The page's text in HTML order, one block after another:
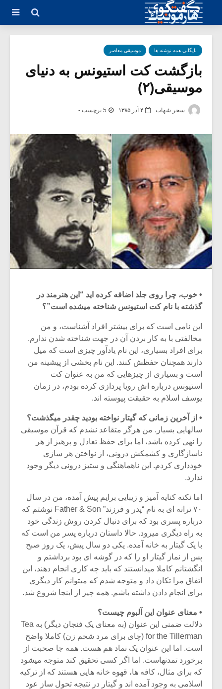
بایگانی همه نوشته ها موسیقی معاصر
بازگشت کت استیونس به دنیای
موسیقی(۲)
سحر شهاب ۴ آذر ۱۳۸۵ 5 برچسب -
• خوب، چرا روی جلد اضافه کرده اید “این هنرمند در
گذشته با نام کت استیونس شناخته میشده است”؟
این نامی است که برای بیشتر افراد آشناست، و من
مخالفتی با به کار بردن آن در جهت شناخته شدن ندارم.
برای افراد بسیاری، این نام یادآور چیزی است که میل
دارند همچنان حفظش کنند. این نام بخشی از پیشینه من
است و بسیاری از چیزهایی که من به عنوان کت
استیونس درباره اش رویا پردازی کرده بودم، در زمان
یوسف اسلام به حقیقت پیوسته اند.
• از آخرین زمانی که گیتار نواخته بودید چقدر میگذشت؟
سالهایی بسیار. من هرگز متقاعد نشدم که قرآن موسیقی
را نهی کرده باشد، اما برای حفظ تعادل و پرهیز از هر
ناسازگاری و کشمکش درونی، از نواختن هر سازی
خودداری کردم. این ناهماهنگی و ستیز درونی دیگر وجود
ندارد.
اما نکته کنایه آمیز و زیبایی برایم پیش آمده، من در سال
۷۰ ترانه ای به نام “پدر و فرزند” Father & Son نوشتم که
درباره پسری بود که برای دنبال کردن روش زندگی خود
به راه دیگری میرود. حالا داستان درباره پسر من است که
با یک گیتار به خانه آمده. یکی دو سال پیش، یک روز صبح
پس از نماز گیتار او را که در گوشه ای بود برداشتم و
انگشتانم کاملا میدانستند که باید چه کاری انجام دهند، این
اتفاق مرا تکان داد و متوجه شدم که میتوانم کار دیگری
برای انجام دادن داشته باشم. همه چیز از اینجا شروع شد.
• معنای عنوان این آلبوم چیست؟
دلالت ضمنی این عنوان (به معنای یک فنجان دیگر) به Tea
for the Tillerman (چای برای مرد شخم زن) کاملا واضح
است. اما این عنوان یک نماد هم هست. همه جا صحبت از
برخورد تمدنهاست. اما اگر کسی تحقیق کند متوجه میشود
که برای مثال، کافه ها، قهوه خانه هایی هستند که از ترکیه
اسلامی به وجود آمده اند و گیتار در نتیجه تحول ساز عود
میکلوش روژا
یادداشتی بر موسیقی
متن فیلم «متری
شیش و نیم»
دوره
موسیقی
موسیقی
برگزار